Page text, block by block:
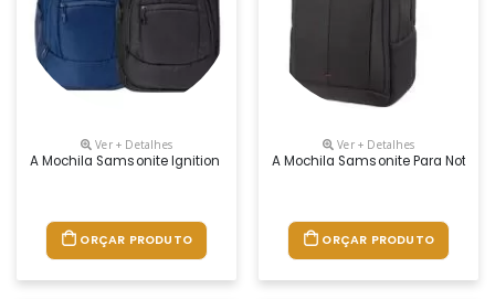
Ver + Detalhes
A Mochila Samsonite Ignition Plasma Da Samsonite É Fabricada Em
ORÇAR PRODUTO
Ver + Detalhes
A Mochila Samsonite Para
ORÇAR PRODUTO